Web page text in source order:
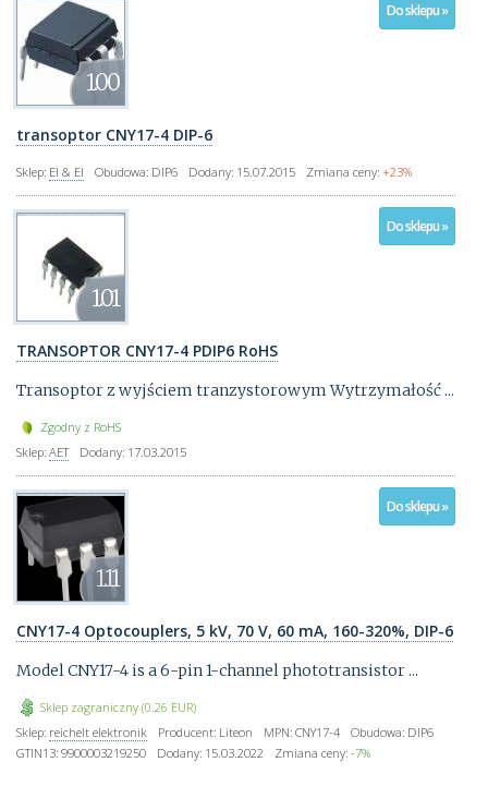
1.00
Do sklepu »
transoptor CNY17-4 DIP-6
Sklep: El & El Obudowa: DIP6 Dodany: 15.07.2015 Zmiana ceny: +23%
1.01
Do sklepu »
TRANSOPTOR CNY17-4 PDIP6 RoHS
Transoptor z wyjściem tranzystorowym Wytrzymałość ...
Zgodny z RoHS
Sklep: AET Dodany: 17.03.2015
1.11
Do sklepu »
CNY17-4 Optocouplers, 5 kV, 70 V, 60 mA, 160-320%, DIP-6
Model CNY17-4 is a 6-pin 1-channel phototransistor ...
Sklep zagraniczny (0.26 EUR)
Sklep: reichelt elektronik Producent: Liteon MPN: CNY17-4 Obudowa: DIP6
GTIN13: 9900003219250 Dodany: 15.03.2022 Zmiana ceny: -7%